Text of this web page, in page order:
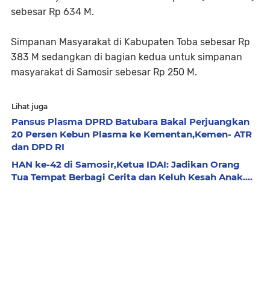
sebesar Rp 634 M.
Simpanan Masyarakat di Kabupaten Toba sebesar Rp
383 M sedangkan di bagian kedua untuk simpanan
masyarakat di Samosir sebesar Rp 250 M.
Lihat juga
Pansus Plasma DPRD Batubara Bakal Perjuangkan
20 Persen Kebun Plasma ke Kementan,Kemen- ATR
dan DPD RI
HAN ke-42 di Samosir,Ketua IDAI: Jadikan Orang
Tua Tempat Berbagi Cerita dan Keluh Kesah Anak....